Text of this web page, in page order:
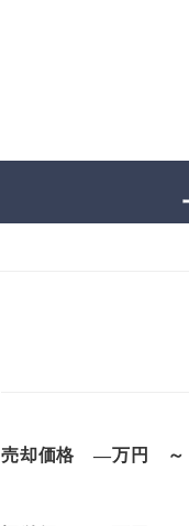
売却価格 —万円